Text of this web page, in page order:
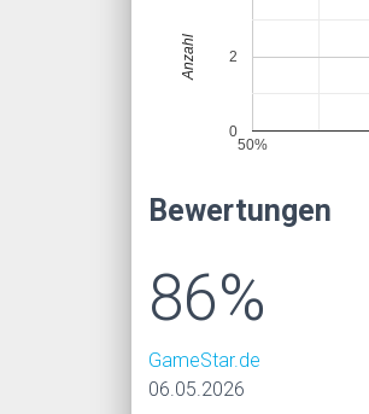
50%
0
2
Anzahl
Bewertungen
86%
GameStar.de
06.05.2026